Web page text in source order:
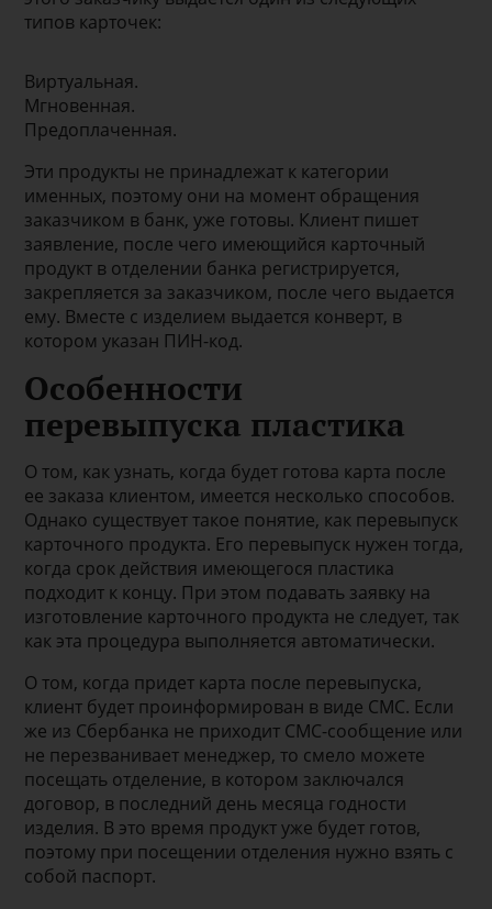
типов карточек:
Виртуальная.
Мгновенная.
Предоплаченная.
Эти продукты не принадлежат к категории
именных, поэтому они на момент обращения
заказчиком в банк, уже готовы. Клиент пишет
заявление, после чего имеющийся карточный
продукт в отделении банка регистрируется,
закрепляется за заказчиком, после чего выдается
ему. Вместе с изделием выдается конверт, в
котором указан ПИН-код.
Особенности
перевыпуска пластика
О том, как узнать, когда будет готова карта после
ее заказа клиентом, имеется несколько способов.
Однако существует такое понятие, как перевыпуск
карточного продукта. Его перевыпуск нужен тогда,
когда срок действия имеющегося пластика
подходит к концу. При этом подавать заявку на
изготовление карточного продукта не следует, так
как эта процедура выполняется автоматически.
О том, когда придет карта после перевыпуска,
клиент будет проинформирован в виде СМС. Если
же из Сбербанка не приходит СМС-сообщение или
не перезванивает менеджер, то смело можете
посещать отделение, в котором заключался
договор, в последний день месяца годности
изделия. В это время продукт уже будет готов,
поэтому при посещении отделения нужно взять с
собой паспорт.